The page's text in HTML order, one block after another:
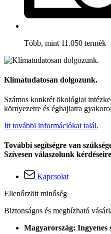
Több, mint 11.050 termék
Klímatudatosan dolgozunk.
Számos konkrét ökológiai
környezetre és éghajlatra
Itt további információkat talál.
További segítségre van
Szívesen válaszolunk
Kapcsolat
Ellenőrzött minőség
Biztonságos és megbízható
Magyarország: Ingyenes